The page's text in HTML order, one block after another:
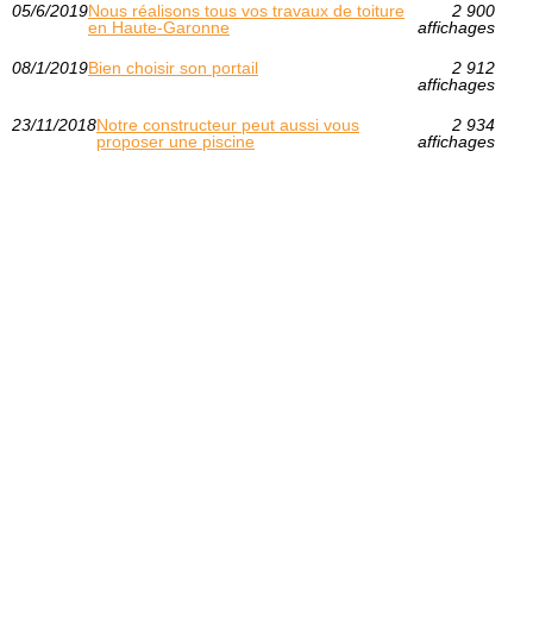
05/6/2019Nous réalisons tous vos travaux de toiture
en Haute-Garonne
2 900
affichages
08/1/2019Bien choisir son portail
2 912
affichages
23/11/2018Notre constructeur peut aussi vous
proposer une piscine
2 934
affichages